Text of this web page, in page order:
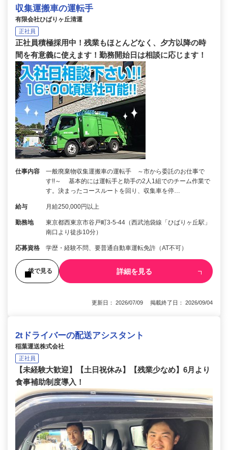
収集運搬車の運転手
有限会社ひばりヶ丘清運
正社員
正社員積極採用中！残業もほとんどなく、夕方以降の時
間を有意義に使えます！勤務開始日は相談に応じます！
仕事内容
一般廃棄物収集運搬車の運転手 ～市から委託のお仕事で
す!!～ 基本的には運転手と助手の2人1組でのチーム作業で
す。決まったコースルートを回り、収集車を停…
給与 月給250,000円以上
勤務地
東京都西東京市谷戸町3-5-44（西武池袋線「ひばりヶ丘駅」
南口より徒歩10分）
応募資格 学歴・経験不問、要普通自動車運転免許（AT不可）
後で見る 詳細を見る
更新日： 2026/07/09 掲載終了日： 2026/09/04
2tドライバーの配送アシスタント
稲葉運送株式会社
正社員
【未経験大歓迎】【土日祝休み】【残業少なめ】6月より
食事補助制度導入！